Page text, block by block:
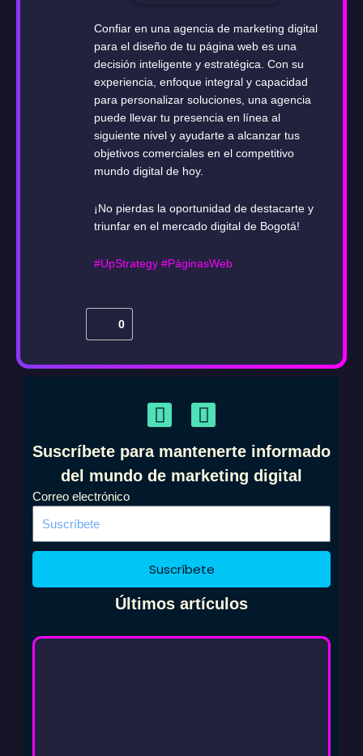
Confiar en una agencia de marketing digital
para el diseño de tu página web es una
decisión inteligente y estratégica. Con su
experiencia, enfoque integral y capacidad
para personalizar soluciones, una agencia
puede llevar tu presencia en línea al
siguiente nivel y ayudarte a alcanzar tus
objetivos comerciales en el competitivo
mundo digital de hoy.
¡No pierdas la oportunidad de destacarte y
triunfar en el mercado digital de Bogotá!
#UpStrategy #PáginasWeb
0
F
a
c
e
o
o
k
I
n
s
t
g
r
a
m
Suscríbete para mantenerte informado
del mundo de marketing digital
Correo electrónico
Suscríbete
Últimos artículos